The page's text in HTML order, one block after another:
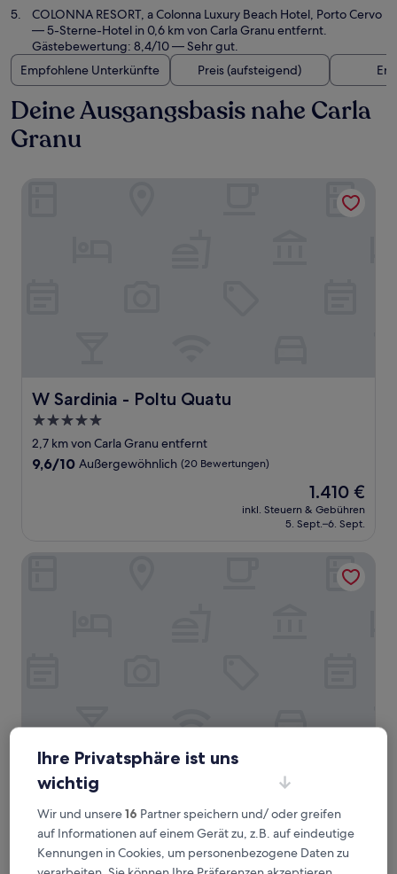
COLONNA RESORT, a Colonna Luxury Beach Hotel, Porto Cervo
— 5-Sterne-Hotel in 0,6 km von Carla Granu entfernt.
Gästebewertung: 8,4/10 — Sehr gut.
Empfohlene Unterkünfte
Preis (aufsteigend)
Deine Ausgangsbasis nahe Carla
Granu
W Sardinia - Poltu Quatu
W Sardinia - Poltu Quatu
5.0-
Sterne-
Unterkunft
2,7 km von Carla Granu entfernt
9.6
9,6/10 Außergewöhnlich (20 Bewertungen)
Der
Preis
beträgt
1.410 €
inkl. Steuern & Gebühren
5. Sept.–6. Sept.
Dolce Vita Boutique Hotel
Dolce Vita Boutique Hotel
Sterne-
Unterkunft
1,6 km von Carla Granu entfernt
9.2
von
10,
9,2/10 Wunderbar (270 Bewertungen)
Der
320 €
Ihre Privatsphäre ist uns
wichtig
Wir und unsere16 Partner speichern und/ oder greifen
auf Informationen auf einem Gerät zu, z.B. auf eindeutige
Kennungen in Cookies, um personenbezogene Daten zu